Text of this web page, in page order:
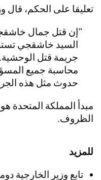
تعليقا على الحكم، قال
إن قتل جمال
السيد خاشقجي
جريمة قتل
محاسبة جميع
حدوث مثل هذه
مبدأ المملكة المتحدة
الظروف.
للمزيد
تابع وزير الخارجية